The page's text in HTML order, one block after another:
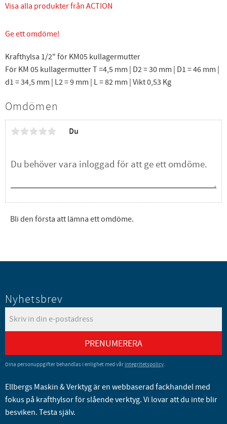
Visa alla produkter från ACTION
Ge ett omdöme!
Krafthylsa 1/2" för KM05 kullagermutter
För KM 05 kullagermutter T =4,5 mm | D2 = 30 mm | D1 = 46 mm |
d1 = 34,5 mm | L2 = 9 mm | L = 82 mm | Vikt 0,53 Kg
Omdömen
Du
Bli den första att lämna ett omdöme.
Nyhetsbrev
PRENUMERERA
Dina personuppgifter behandlas i enlighet med vår integritetspolicy.
Ellbergs Maskin & Verktyg är en webbaserad fackhandel med
fokus på krafthylsor för slående verktyg. Vi lovar att du inte blir
besviken. Testa själv.